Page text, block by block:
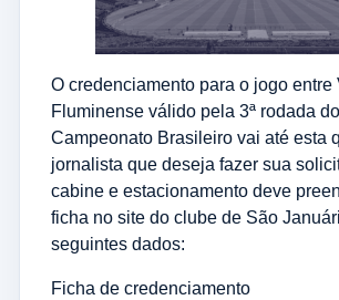
O credenciamento para o jogo entre
Fluminense válido pela 3ª rodada do
Campeonato Brasileiro vai até esta
jornalista que deseja fazer sua
cabine e estacionamento deve
ficha no site do clube de São
seguintes dados:
Ficha de credenciamento